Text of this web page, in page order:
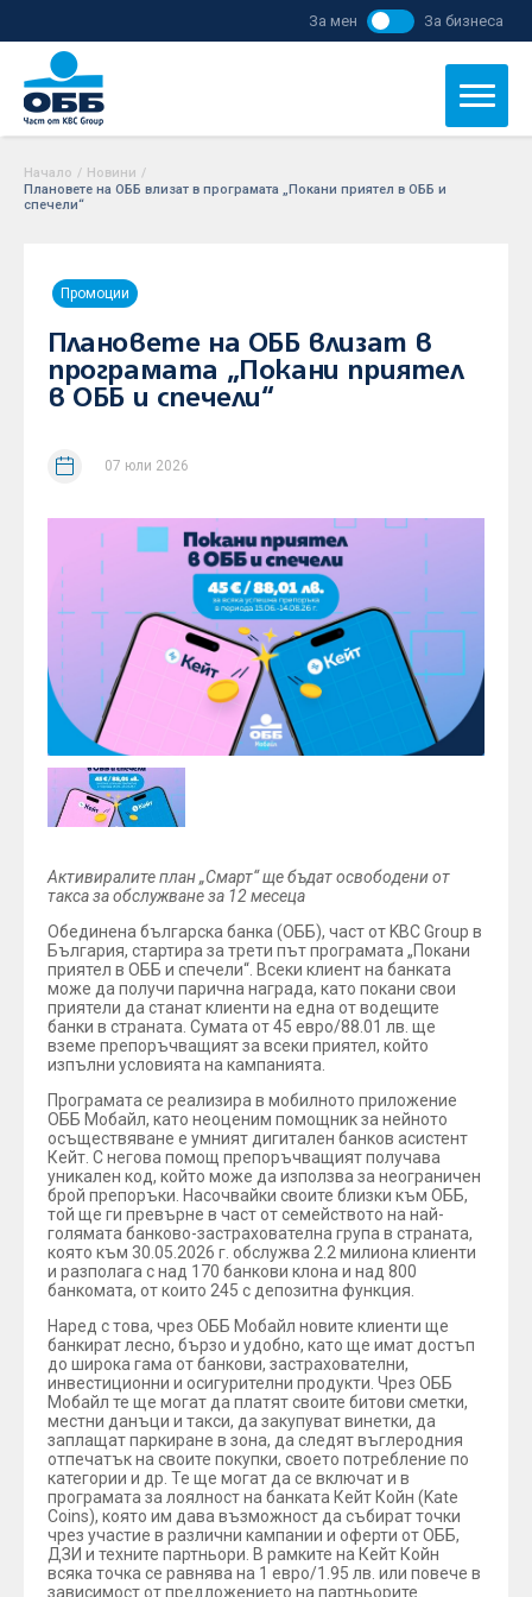
За мен За бизнеса
Начало / Новини /
Плановете на ОББ влизат в програмата „Покани приятел в ОББ и
спечели“
Промоции
Плановете на ОББ влизат в
програмата „Покани приятел
в ОББ и спечели“
07 юли 2026
Активиралите план „Смарт“ ще бъдат освободени от
такса за обслужване за 12 месеца
Обединена българска банка (ОББ), част от KBC Group в
България, стартира за трети път програмата „Покани
приятел в ОББ и спечели“. Всеки клиент на банката
може да получи парична награда, като покани свои
приятели да станат клиенти на една от водещите
банки в страната. Сумата от 45 евро/88.01 лв. ще
вземе препоръчващият за всеки приятел, който
изпълни условията на кампанията.
Програмата се реализира в мобилното приложение
ОББ Мобайл, като неоценим помощник за нейното
осъществяване е умният дигитален банков асистент
Кейт. С негова помощ препоръчващият получава
уникален код, който може да използва за неограничен
брой препоръки. Насочвайки своите близки към ОББ,
той ще ги превърне в част от семейството на най-
голямата банково-застрахователна група в страната,
която към 30.05.2026 г. обслужва 2.2 милиона клиенти
и разполага с над 170 банкови клона и над 800
банкомата, от които 245 с депозитна функция.
Наред с това, чрез ОББ Мобайл новите клиенти ще
банкират лесно, бързо и удобно, като ще имат достъп
до широка гама от банкови, застрахователни,
инвестиционни и осигурителни продукти. Чрез ОББ
Мобайл те ще могат да платят своите битови сметки,
местни данъци и такси, да закупуват винетки, да
заплащат паркиране в зона, да следят въглеродния
отпечатък на своите покупки, своето потребление по
категории и др. Те ще могат да се включат и в
програмата за лоялност на банката Кейт Койн (Kate
Coins), която им дава възможност да събират точки
чрез участие в различни кампании и оферти от ОББ,
ДЗИ и техните партньори. В рамките на Кейт Койн
всяка точка се равнява на 1 евро/1.95 лв. или повече в
зависимост от предложението на партньорите.